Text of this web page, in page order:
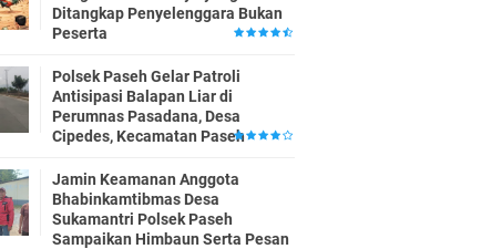
Ditangkap Penyelenggara Bukan
Peserta
Polsek Paseh Gelar Patroli
Antisipasi Balapan Liar di
Perumnas Pasadana, Desa
Cipedes, Kecamatan Paseh
Jamin Keamanan Anggota
Bhabinkamtibmas Desa
Sukamantri Polsek Paseh
Sampaikan Himbaun Serta Pesan